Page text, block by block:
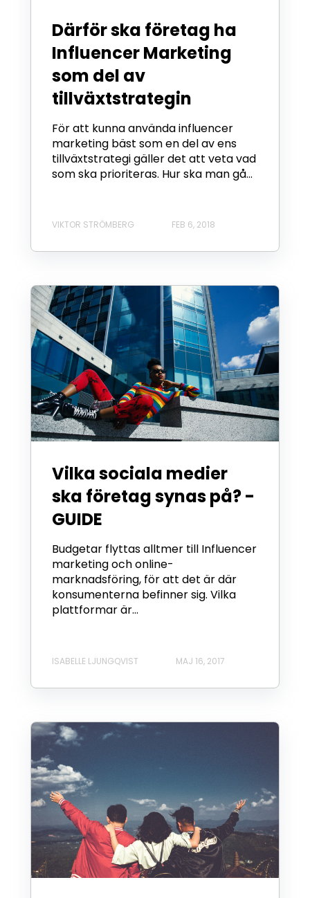
Därför ska företag ha
Influencer Marketing
som del av
tillväxtstrategin
För att kunna använda influencer
marketing bäst som en del av ens
tillväxtstrategi gäller det att veta vad
som ska prioriteras. Hur ska man gå...
VIKTOR STRÖMBERG FEB 6, 2018
Vilka sociala medier
ska företag synas på? -
GUIDE
Budgetar flyttas alltmer till Influencer
marketing och online-
marknadsföring, för att det är där
konsumenterna befinner sig. Vilka
plattformar är...
ISABELLE LJUNGQVIST MAJ 16, 2017